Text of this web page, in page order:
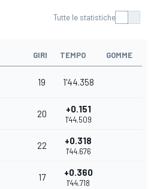
Tutte le statistiche
GIRI TEMPO GOMME
19 1'44.358
20 +0.151
1'44.509
22 +0.318
1'44.676
17 +0.360
1'44.718